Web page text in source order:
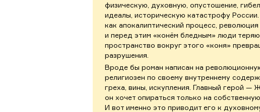
физическую, духовную, опустошение,
идеалы, историческую катастрофу
как апокалиптический процесс,
и перед этим «конём бледным» люди
пространство вокруг этого «коня»
разрушения.
Вроде бы роман написан на
религиозен по своему внутреннему
греха, вины, искупления. Главный герой
он хочет опираться только на
И вот именно это приводит его к